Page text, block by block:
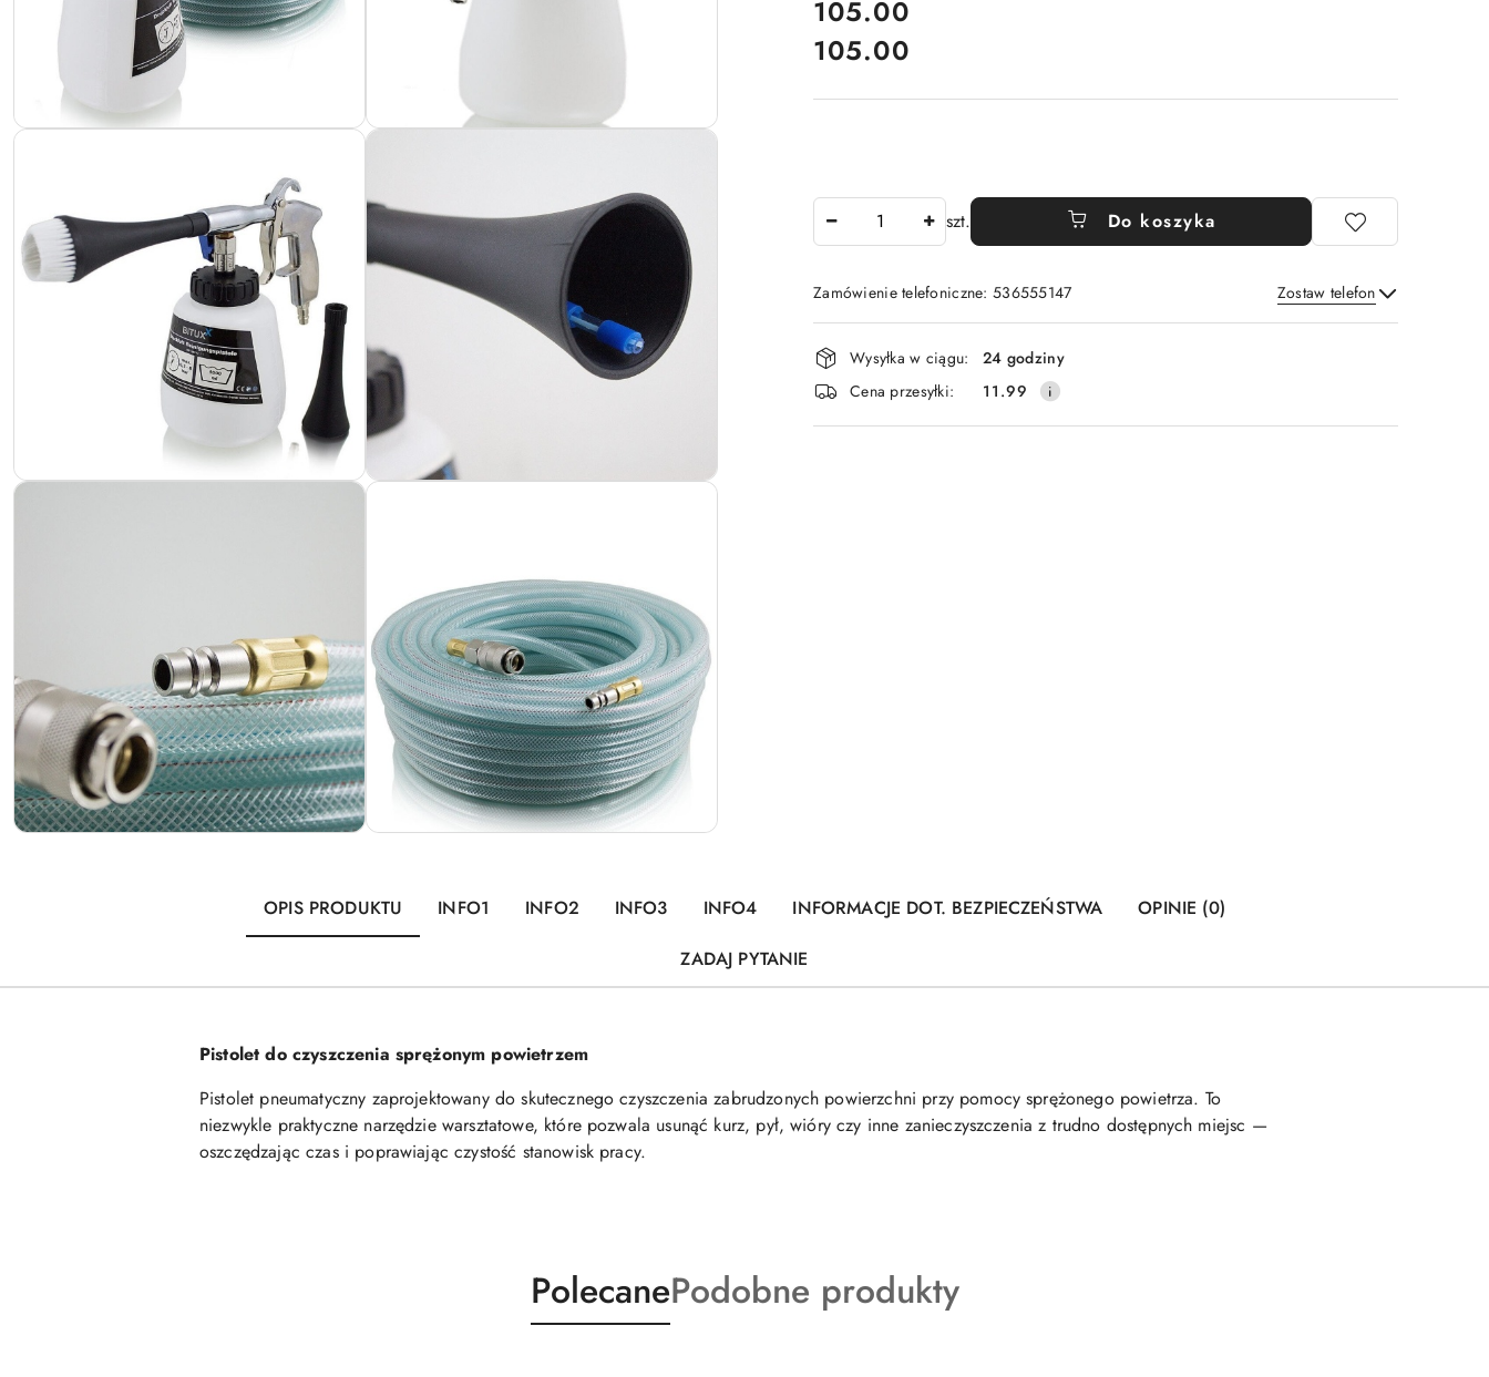
cena:
105.00
Cena:
105.00
szt. Do koszyka
Zamówienie telefoniczne: 536555147 Zostaw telefon
Wyślij
Dostępność
i
dostawa
Wysyłka w ciągu:
24 godziny
Cena przesyłki:
11.99
OPIS PRODUKTU INFO1 INFO2 INFO3 INFO4 INFORMACJE DOT. BEZPIECZEŃSTWA
OPINIE (0)
ZADAJ PYTANIE
Pistolet do czyszczenia sprężonym powietrzem
Pistolet pneumatyczny zaprojektowany do skutecznego czyszczenia zabrudzonych powierzchni przy pomocy sprężonego powietrza. To
niezwykle praktyczne narzędzie warsztatowe, które pozwala usunąć kurz, pył, wióry czy inne zanieczyszczenia z trudno dostępnych miejsc —
oszczędzając czas i poprawiając czystość stanowisk pracy.
Produkty
o
PolecaneProdukty
o
Podobne produkty